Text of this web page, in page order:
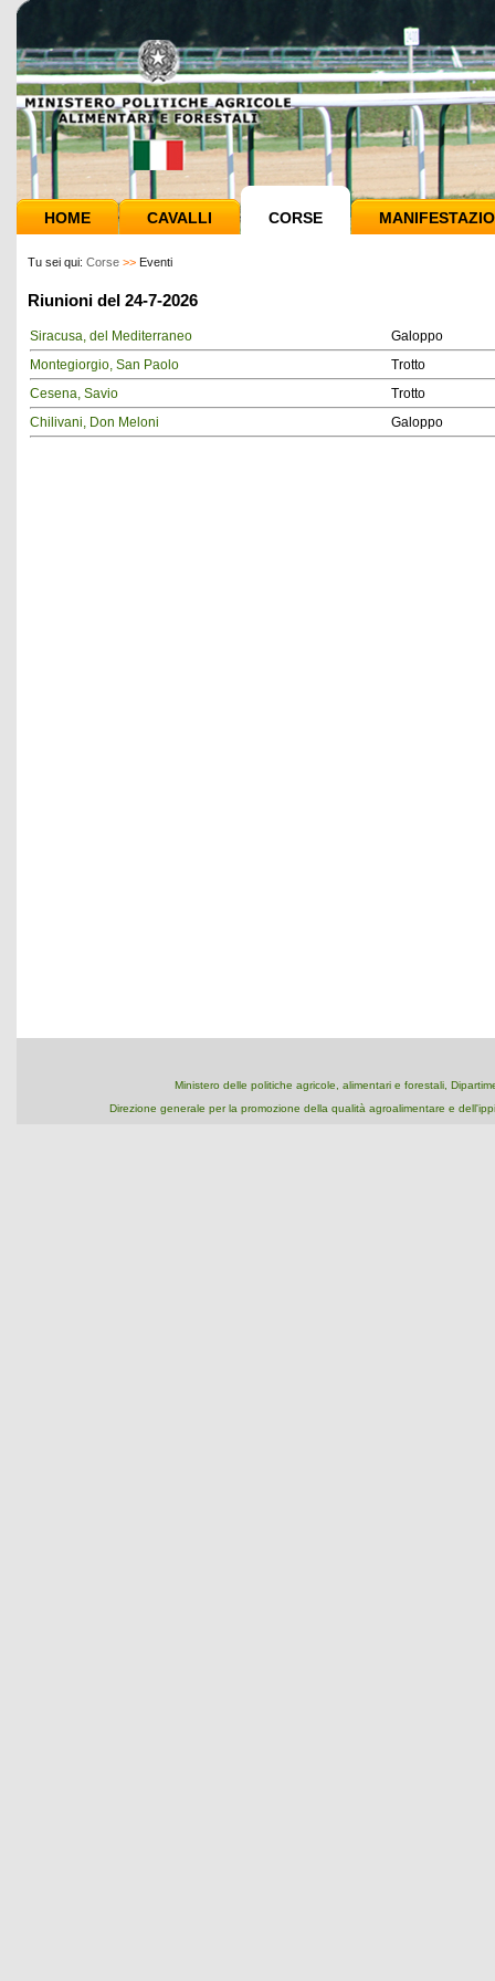
HOME CAVALLI CORSE
Tu sei qui: Corse >> Eventi
Riunioni del 24-7-2026
Siracusa, del Mediterraneo
Galoppo
Montegiorgio, San Paolo
Trotto
Cesena, Savio
Trotto
Chilivani, Don Meloni
Galoppo
Ministero delle politiche agricole, alimentari e forestali,
Direzione generale per la promozione della qualità agroalimentare e